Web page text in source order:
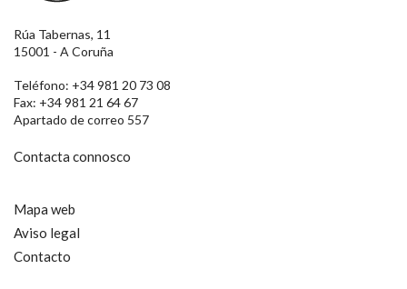
Rúa Tabernas, 11
15001 - A Coruña
Teléfono: +34 981 20 73 08
Fax: +34 981 21 64 67
Apartado de correo 557
Contacta connosco
Mapa web
Aviso legal
Contacto